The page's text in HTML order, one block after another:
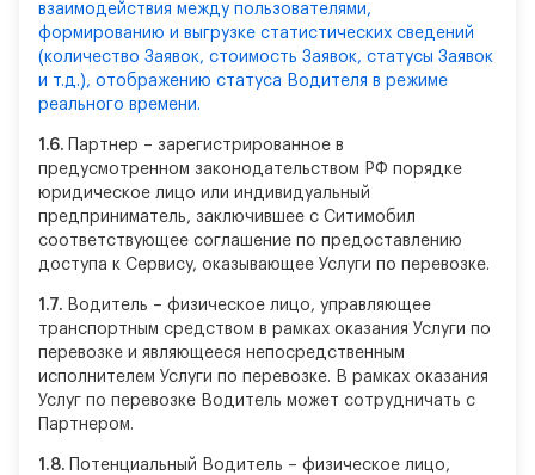
взаимодействия между пользователями,
формированию и выгрузке статистических сведений
(количество Заявок, стоимость Заявок, статусы Заявок
и т.д.), отображению статуса Водителя в режиме
реального времени.
1.6.
Партнер – зарегистрированное в
предусмотренном законодательством РФ порядке
юридическое лицо или индивидуальный
предприниматель, заключившее с Ситимобил
соответствующее соглашение по предоставлению
доступа к Сервису, оказывающее Услуги по перевозке.
1.7. Водитель – физическое лицо, управляющее
транспортным средством в рамках оказания Услуги по
перевозке и являющееся непосредственным
исполнителем Услуги по перевозке. В рамках оказания
Услуг по перевозке Водитель может сотрудничать с
Партнером.
1.8.
Потенциальный Водитель – физическое лицо,